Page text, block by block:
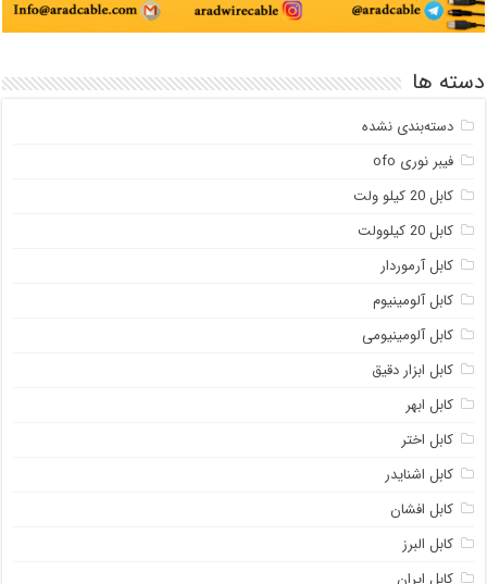
دسته ها
دسته‌بندی نشده
فیبر نوری ofo
کابل 20 کیلو ولت
کابل 20 کیلوولت
کابل آرموردار
کابل آلومینیوم
کابل آلومینیومی
کابل ابزار دقیق
کابل ابهر
کابل اختر
کابل اشنایدر
کابل افشان
کابل البرز